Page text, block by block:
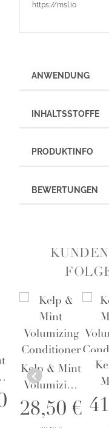
https://msl.io
ANWENDUNG
INHALTSSTOFFE
PRODUKTINFO
BEWERTUNGEN
Kelp & Mint
Volumizing
Conditioner
384 ml -
28,50 €